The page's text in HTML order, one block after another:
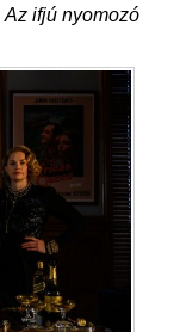
Az ifjú nyomozó